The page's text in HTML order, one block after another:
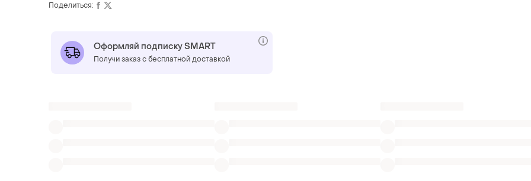
Поделиться:
Оформляй подписку SMART
Получи заказ с бесплатной доставкой